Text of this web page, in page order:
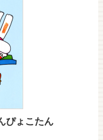
ぴょこたん